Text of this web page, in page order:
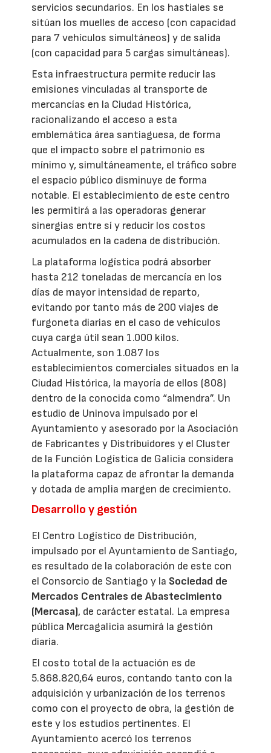
servicios secundarios. En los hastiales se
sitúan los muelles de acceso (con capacidad
para 7 vehículos simultáneos) y de salida
(con capacidad para 5 cargas simultáneas).
Esta infraestructura permite reducir las
emisiones vinculadas al transporte de
mercancías en la Ciudad Histórica,
racionalizando el acceso a esta
emblemática área santiaguesa, de forma
que el impacto sobre el patrimonio es
mínimo y, simultáneamente, el tráfico sobre
el espacio público disminuye de forma
notable. El establecimiento de este centro
les permitirá a las operadoras generar
sinergias entre sí y reducir los costos
acumulados en la cadena de distribución.
La plataforma logística podrá absorber
hasta 212 toneladas de mercancía en los
días de mayor intensidad de reparto,
evitando por tanto más de 200 viajes de
furgoneta diarias en el caso de vehículos
cuya carga útil sean 1.000 kilos.
Actualmente, son 1.087 los
establecimientos comerciales situados en la
Ciudad Histórica, la mayoría de ellos (808)
dentro de la conocida como “almendra”. Un
estudio de Uninova impulsado por el
Ayuntamiento y asesorado por la Asociación
de Fabricantes y Distribuidores y el Cluster
de la Función Logística de Galicia considera
la plataforma capaz de afrontar la demanda
y dotada de amplia margen de crecimiento.
Desarrollo y gestión
El Centro Logístico de Distribución,
impulsado por el Ayuntamiento de Santiago,
es resultado de la colaboración de este con
el Consorcio de Santiago y la Sociedad de
Mercados Centrales de Abastecimiento
(Mercasa), de carácter estatal. La empresa
pública Mercagalicia asumirá la gestión
diaria.
El costo total de la actuación es de
5.868.820,64 euros, contando tanto con la
adquisición y urbanización de los terrenos
como con el proyecto de obra, la gestión de
este y los estudios pertinentes. El
Ayuntamiento acercó los terrenos